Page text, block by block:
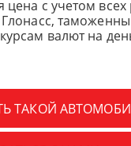
с учетом
валют на
ТАКОЙ